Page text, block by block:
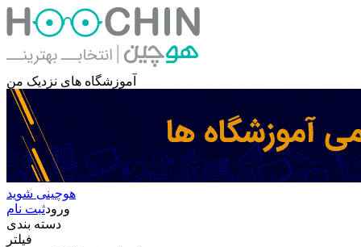
آموزشگاه های نزدیک من
هوچینی شوید
ورودثبت نام
دسته بندی
فیلتر